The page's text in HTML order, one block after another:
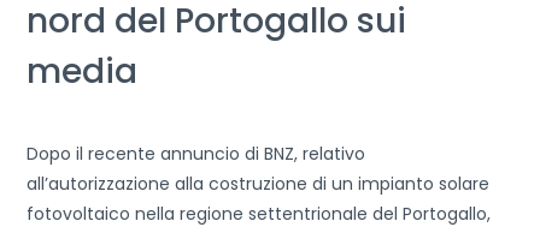
nord del Portogallo sui
media
Dopo il recente annuncio di BNZ, relativo
all’autorizzazione alla costruzione di un impianto solare
fotovoltaico nella regione settentrionale del Portogallo,